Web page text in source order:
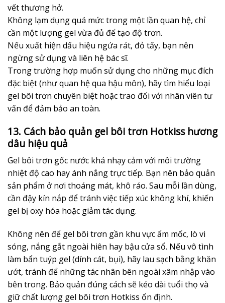
vết thương hở.
Không lạm dụng quá mức trong một lần quan hệ, chỉ
cần một lượng gel vừa đủ để tạo độ trơn.
Nếu xuất hiện dấu hiệu ngứa rát, đỏ tấy, bạn nên
ngừng sử dụng và liên hệ bác sĩ.
Trong trường hợp muốn sử dụng cho những mục đích
đặc biệt (như quan hệ qua hậu môn), hãy tìm hiểu loại
gel bôi trơn chuyên biệt hoặc trao đổi với nhân viên tư
vấn để đảm bảo an toàn.
13. Cách bảo quản gel bôi trơn Hotkiss hương
dâu hiệu quả
Gel bôi trơn gốc nước khá nhạy cảm với môi trường
nhiệt độ cao hay ánh nắng trực tiếp. Bạn nên bảo quản
sản phẩm ở nơi thoáng mát, khô ráo. Sau mỗi lần dùng,
cần đậy kín nắp để tránh việc tiếp xúc không khí, khiến
gel bị oxy hóa hoặc giảm tác dụng.
Không nên để gel bôi trơn gần khu vực ẩm mốc, lò vi
sóng, nắng gắt ngoài hiên hay bậu cửa sổ. Nếu vô tình
làm bẩn tuýp gel (dính cát, bụi), hãy lau sạch bằng khăn
ướt, tránh để những tác nhân bên ngoài xâm nhập vào
bên trong. Bảo quản đúng cách sẽ kéo dài tuổi thọ và
giữ chất lượng gel bôi trơn Hotkiss ổn định.